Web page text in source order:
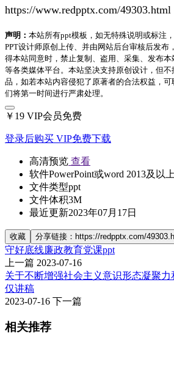
https://www.redpptx.com/49303.html
声明： 本站所有ppt模板，如无特殊说明或标注
PPT设计师原创上传、并由网站后台审核后发布
得本站同意时，禁止复制、盗用、采集、发布
等各类媒体平台。本站坚决支持原创设计，但
品，如若本站内容侵犯了原著者的合法权益，
们将第一时间进行严肃处理。
￥19 VIP会员免费
登录后购买 VIP免费下载
高清预览 查看
软件PowerPoint或word 2013及以
文件类型ppt
文件体积3M
最近更新2023年07月17日
收藏 分享链接：https://redpptx.com/
守好底线廉政教育党课ppt
上一篇 2023-07-16
关于不断增强社会主义意识形态凝聚
仅讲稿
2023-07-16 下一篇
相关推荐